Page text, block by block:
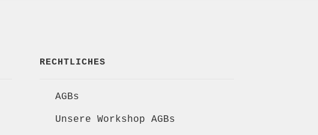
RECHTLICHES
AGBs
Unsere Workshop AGBs